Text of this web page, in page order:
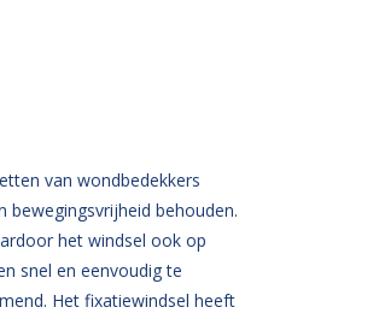
van wondbedekkers
behouden.
het windsel ook op
snel en eenvoudig te
Het fixatiewindsel heeft